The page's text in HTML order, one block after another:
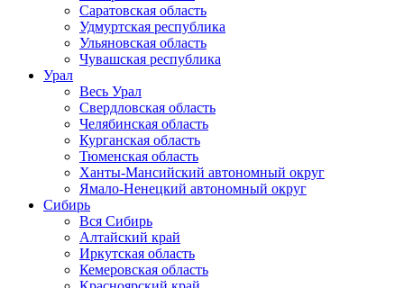
Саратовская область
Удмуртская республика
Ульяновская область
Чувашская республика
Урал
Весь Урал
Свердловская область
Челябинская область
Курганская область
Тюменская область
Ханты-Мансийский автономный округ
Ямало-Ненецкий автономный округ
Сибирь
Вся Сибирь
Алтайский край
Иркутская область
Кемеровская область